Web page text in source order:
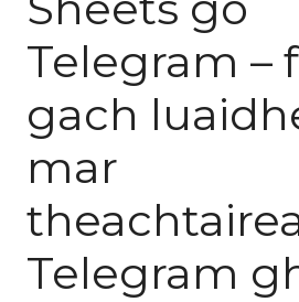
Telegram –
gach
mar
Telegram